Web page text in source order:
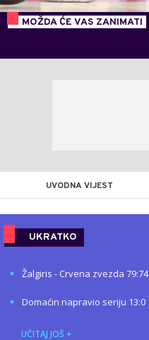
MOŽDA ĆE VAS ZANIMATI
UVODNA VIJEST
UKRATKO
Žalgiris - Crvena zvezda 79:74
Domaćin napravio seriju 13:0
UČITAJ JOŠ +